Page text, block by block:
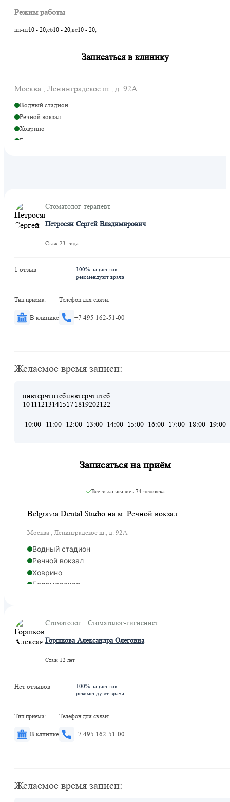
Режим работы
пн-пт10 - 20,сб10 - 20,вс10 - 20,
Записаться в клинику
Москва , Ленинградское ш., д. 92А
Водный стадион
Речной вокзал
Ховрино
Беломорская
Стоматолог-терапевт
Петросян Сергей Владимирович
Стаж 23 года
1 отзыв
100% пациентов
рекомендуют врача
Тип приема:
В клинике
Телефон для связи:
+7 495 162-51-00
Желаемое время записи:
пн
10
вт
11
ср
12
чт
13
пт
14
сб
15
пн
17
вт
18
ср
19
чт
20
пт
21
сб
22
10:00 11:00 12:00 13:00 14:00 15:00 16:00 17:00 18:00 19:00
Записаться на приём
Всего записалось74 человека
Belgravia Dental Studio на м. Речной вокзал
Москва , Ленинградское ш., д. 92А
Водный стадион
Речной вокзал
Ховрино
Беломорская
Стоматолог · Стоматолог-гигиенист
Горшкова Александра Олеговна
Стаж 12 лет
Нет отзывов
100% пациентов
рекомендуют врача
Тип приема:
В клинике
Телефон для связи:
+7 495 162-51-00
Желаемое время записи: